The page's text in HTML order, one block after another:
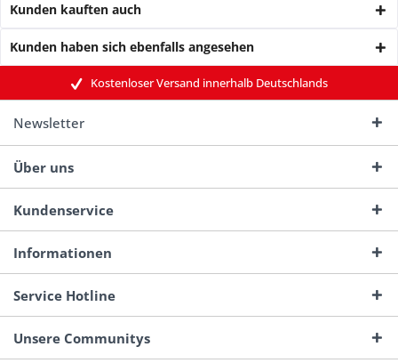
Kunden kauften auch
Kunden haben sich ebenfalls angesehen
Kostenloser Versand innerhalb Deutschlands
Newsletter
Über uns
Kundenservice
Informationen
Service Hotline
Unsere Communitys